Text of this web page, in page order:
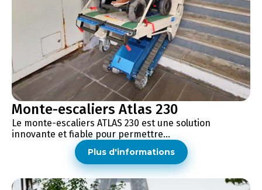
Monte-escaliers Atlas 230
Le monte-escaliers ATLAS 230 est une solution
innovante et fiable pour permettre...
Plus d'informations